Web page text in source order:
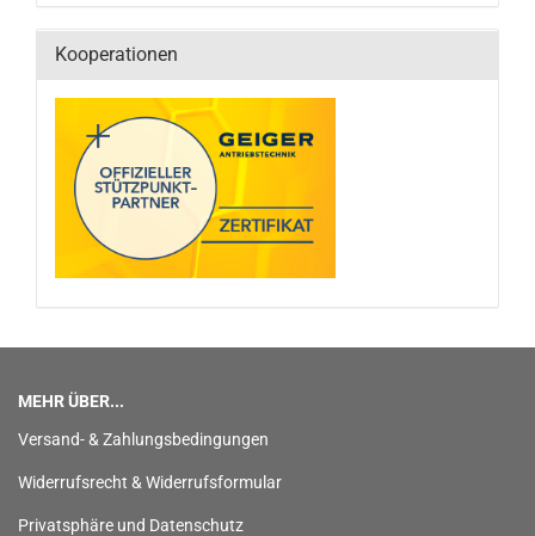
Kooperationen
MEHR ÜBER...
Versand- & Zahlungsbedingungen
Widerrufsrecht & Widerrufsformular
Privatsphäre und Datenschutz